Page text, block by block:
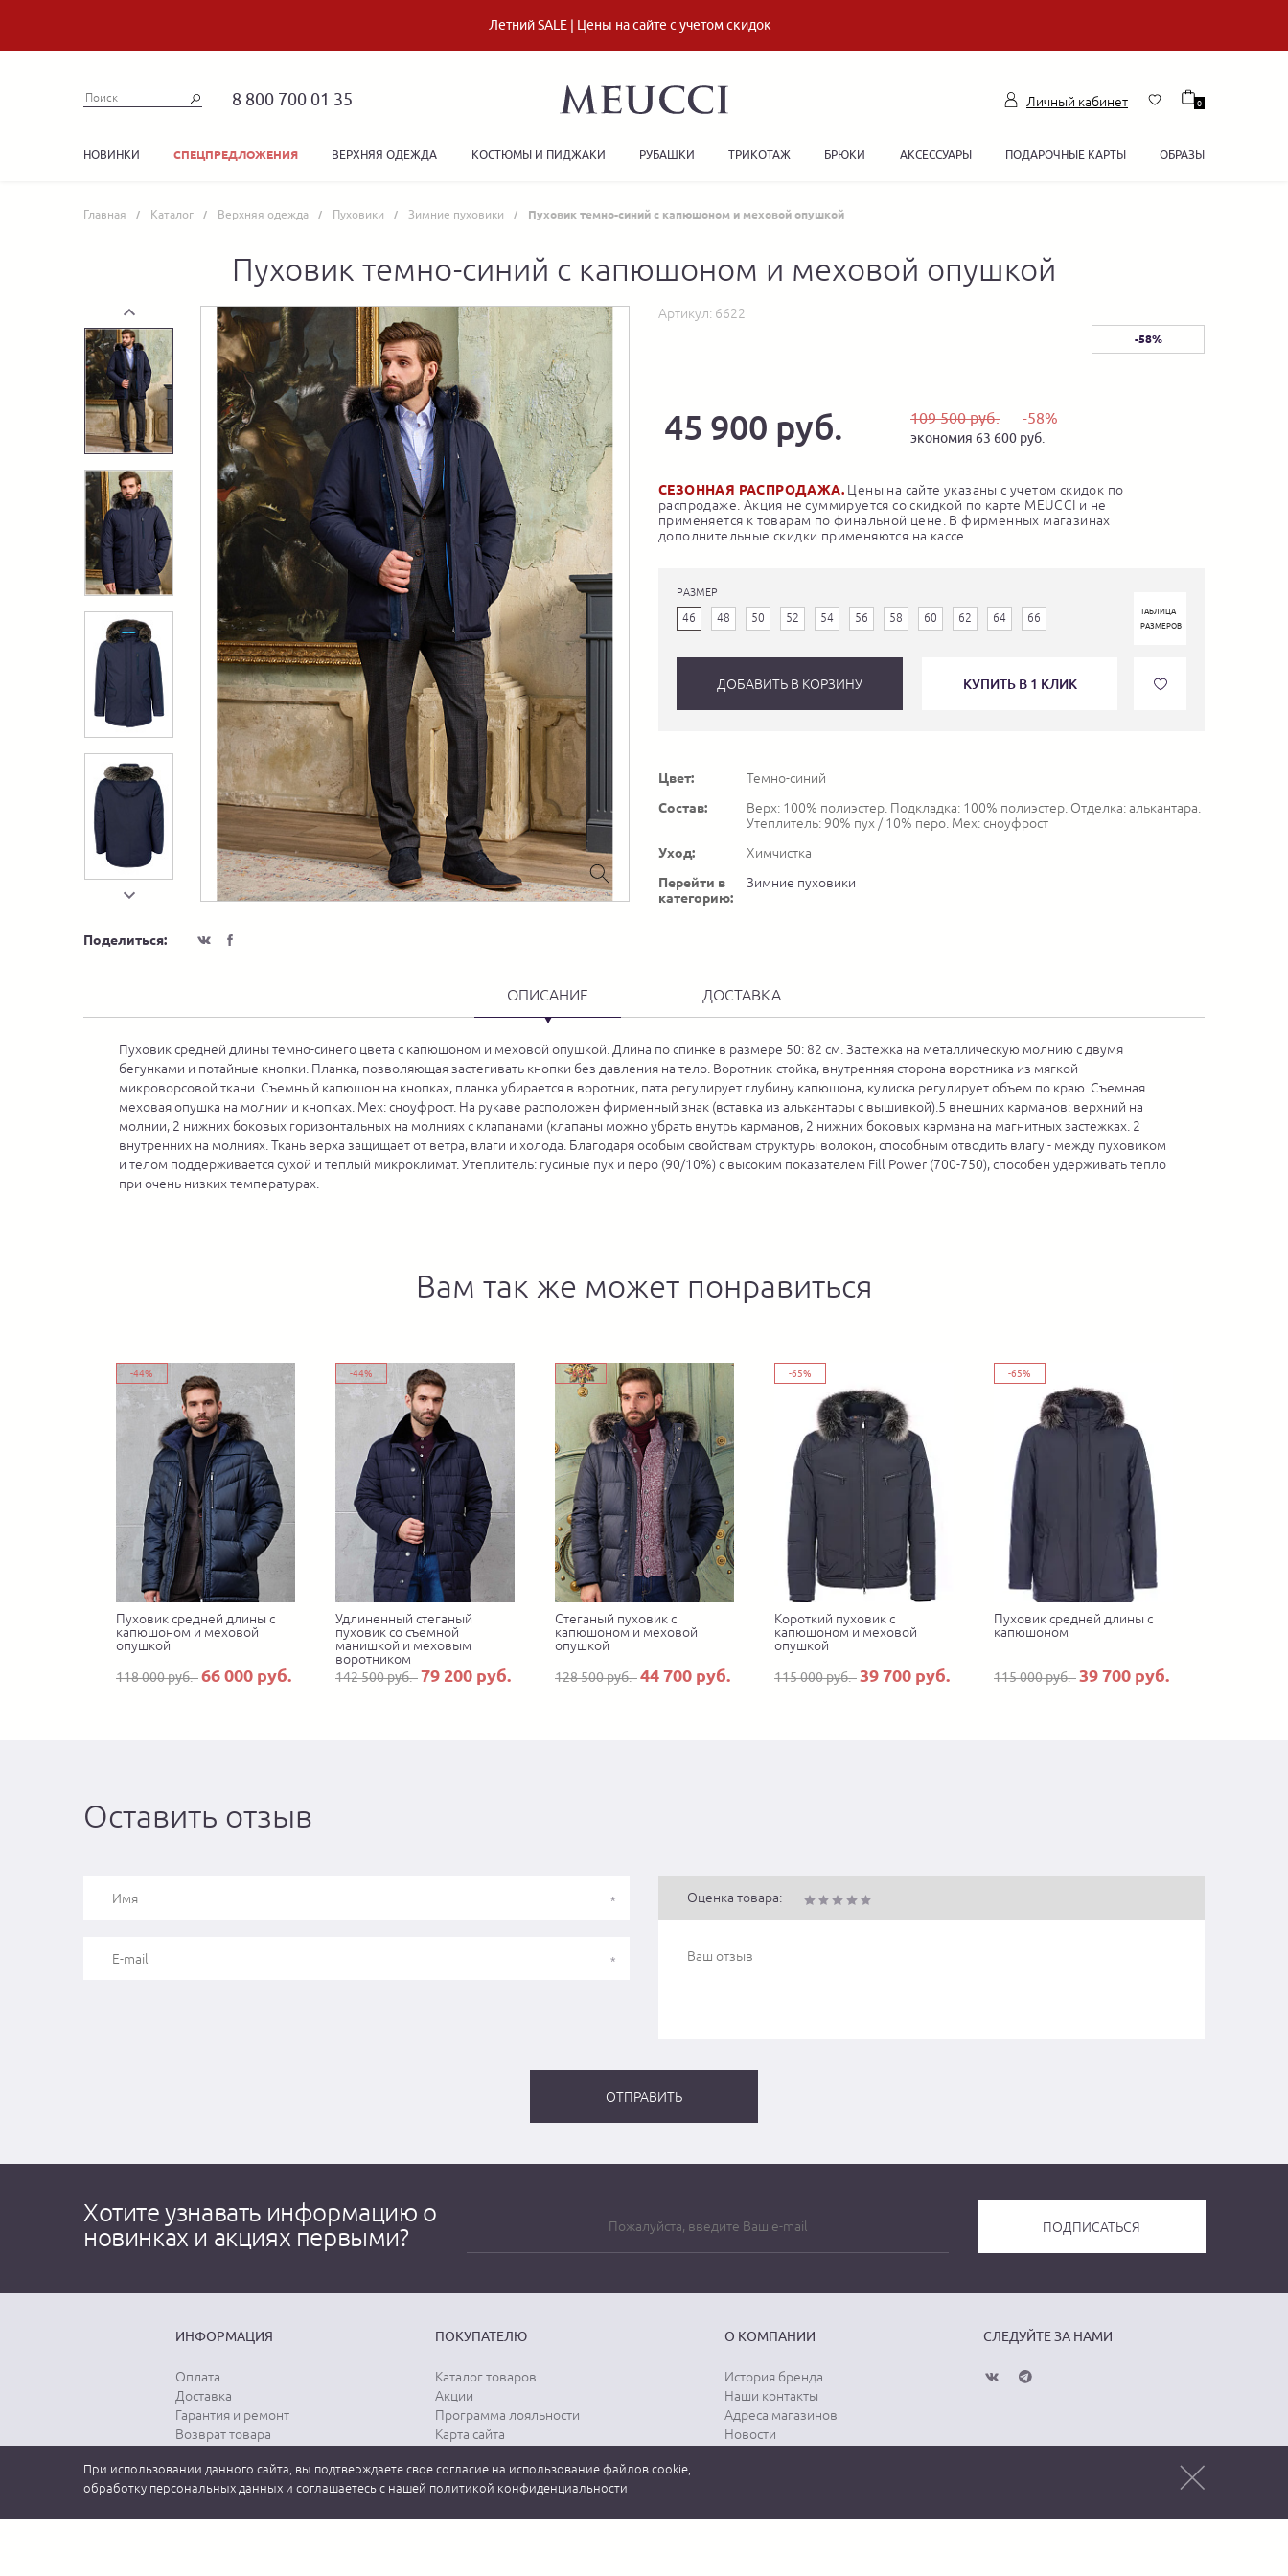
Летний SALE | Цены на сайте с учетом скидок
8 800 700 01 35 Личный кабинет 0
НОВИНКИ СПЕЦПРЕДЛОЖЕНИЯ ВЕРХНЯЯ ОДЕЖДА КОСТЮМЫ И ПИДЖАКИ РУБАШКИ ТРИКОТАЖ БРЮКИ АКСЕССУАРЫ ПОДАРОЧНЫЕ КАРТЫ ОБРАЗЫ
Главная Каталог Верхняя одежда Пуховики Зимние пуховики Пуховик темно-синий с капюшоном и меховой опушкой
Пуховик темно-синий с капюшоном и меховой опушкой
Поделиться:
Артикул: 6622
-58%
45 900 руб. 109 500 руб. -58%
экономия 63 600 руб.
СЕЗОННАЯ РАСПРОДАЖА. Цены на сайте указаны с учетом скидок по
распродаже. Акция не суммируется со скидкой по карте MEUCCI и не
применяется к товарам по финальной цене. В фирменных магазинах
дополнительные скидки применяются на кассе.
РАЗМЕР
46 48 50 52 54 56 58 60 62 64 66
ТАБЛИЦА
РАЗМЕРОВ
ДОБАВИТЬ В КОРЗИНУ КУПИТЬ В 1 КЛИК
Цвет:
Темно-синий
Состав:
Верх: 100% полиэстер. Подкладка: 100% полиэстер. Отделка: алькантара.
Утеплитель: 90% пух / 10% перо. Мех: сноуфрост
Уход:
Химчистка
Перейти в
категорию:
Зимние пуховики
ОПИСАНИЕ ДОСТАВКА
Пуховик средней длины темно-синего цвета с капюшоном и меховой опушкой. Длина по спинке в размере 50: 82 см. Застежка на металлическую молнию с двумя
бегунками и потайные кнопки. Планка, позволяющая застегивать кнопки без давления на тело. Воротник-стойка, внутренняя сторона воротника из мягкой
микроворсовой ткани. Съемный капюшон на кнопках, планка убирается в воротник, пата регулирует глубину капюшона, кулиска регулирует объем по краю. Съемная
меховая опушка на молнии и кнопках. Мех: сноуфрост. На рукаве расположен фирменный знак (вставка из алькантары с вышивкой).5 внешних карманов: верхний на
молнии, 2 нижних боковых горизонтальных на молниях с клапанами (клапаны можно убрать внутрь карманов, 2 нижних боковых кармана на магнитных застежках. 2
внутренних на молниях. Ткань верха защищает от ветра, влаги и холода. Благодаря особым свойствам структуры волокон, способным отводить влагу - между пуховиком
и телом поддерживается сухой и теплый микроклимат. Утеплитель: гусиные пух и перо (90/10%) с высоким показателем Fill Power (700-750), способен удерживать тепло
при очень низких температурах.
Вам так же может понравиться
-44%
Пуховик средней длины с
капюшоном и меховой
опушкой
118 000 руб.66 000 руб.
-44%
Удлиненный стеганый
пуховик со съемной
манишкой и меховым
воротником
142 500 руб.79 200 руб.
-65%
Стеганый пуховик с
капюшоном и меховой
опушкой
128 500 руб.44 700 руб.
-65%
Короткий пуховик с
капюшоном и меховой
опушкой
115 000 руб.39 700 руб.
-65%
Пуховик средней длины с
капюшоном
115 000 руб.39 700 руб.
Оставить отзыв
Оценка товара:
Хотите узнавать информацию о
новинках и акциях первыми?
ИНФОРМАЦИЯ
Оплата
Доставка
Гарантия и ремонт
Возврат товара
Уход за одеждой
ПОКУПАТЕЛЮ
Каталог товаров
Акции
Программа лояльности
Карта сайта
Отзывы о товарах
О КОМПАНИИ
История бренда
Наши контакты
Адреса магазинов
Новости
СЛЕДУЙТЕ ЗА НАМИ
При использовании данного сайта, вы подтверждаете свое согласие на использование файлов cookie,
обработку персональных данных и соглашаетесь с нашей политикой конфиденциальности